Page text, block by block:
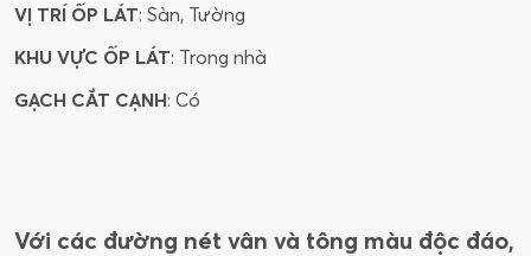
VỊ TRÍ ỐP LÁT: Sàn, Tường
KHU VỰC ỐP LÁT: Trong nhà
GẠCH CẮT CẠNH: Có
Với các đường nét vân và tông màu độc đáo,